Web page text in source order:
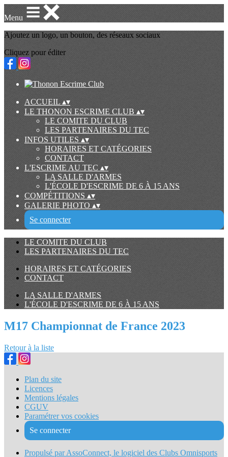
Menu
Ajoutez un logo, un bouton, des réseaux sociaux
Cliquez pour éditer
ACCUEIL ▴▾
LE THONON ESCRIME CLUB ▴▾
LE COMITE DU CLUB
LES PARTENAIRES DU TEC
INFOS UTILES ▴▾
HORAIRES ET CATÉGORIES
CONTACT
L'ESCRIME AU TEC ▴▾
LA SALLE D'ARMES
L'ÉCOLE D'ESCRIME DE 6 À 15 ANS
COMPÉTITIONS ▴▾
GALERIE PHOTO ▴▾
Se connecter
LE COMITE DU CLUB
LES PARTENAIRES DU TEC
HORAIRES ET CATÉGORIES
CONTACT
LA SALLE D'ARMES
L'ÉCOLE D'ESCRIME DE 6 À 15 ANS
M17 Championnat de France 2023
Retour à la liste
Plan du site
Licences
Mentions légales
CGUV
Paramétrer vos cookies
Se connecter
Propulsé par AssoConnect, le logiciel des Clubs Omnisports